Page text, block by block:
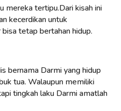
mereka tertipu.Dari kisah ini
kecerdikan untuk
tetap bertahan hidup.
bernama Darmi yang hidup
tua. Walaupun memiliki
tingkah laku Darmi amatlah